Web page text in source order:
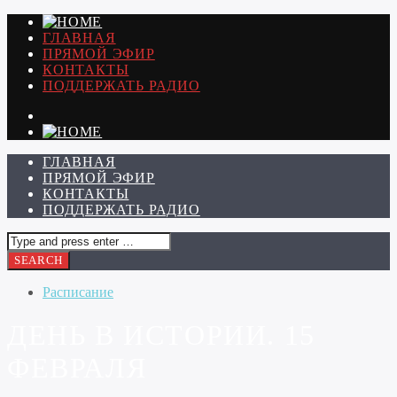
ГЛАВНАЯ
ПРЯМОЙ ЭФИР
КОНТАКТЫ
ПОДДЕРЖАТЬ РАДИО
ГЛАВНАЯ
ПРЯМОЙ ЭФИР
КОНТАКТЫ
ПОДДЕРЖАТЬ РАДИО
Расписание